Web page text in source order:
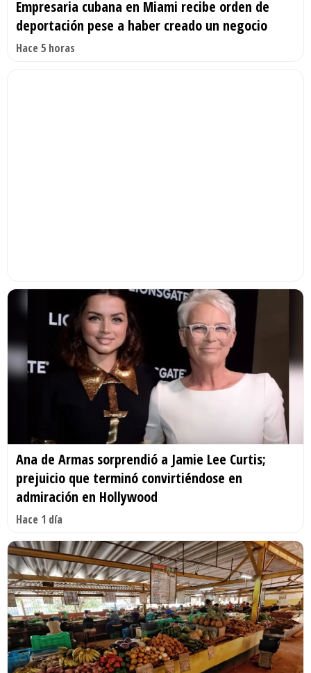
Empresaria cubana en Miami recibe orden de
deportación pese a haber creado un negocio
Hace 5 horas
Ana de Armas sorprendió a Jamie Lee Curtis;
prejuicio que terminó convirtiéndose en
admiración en Hollywood
Hace 1 día